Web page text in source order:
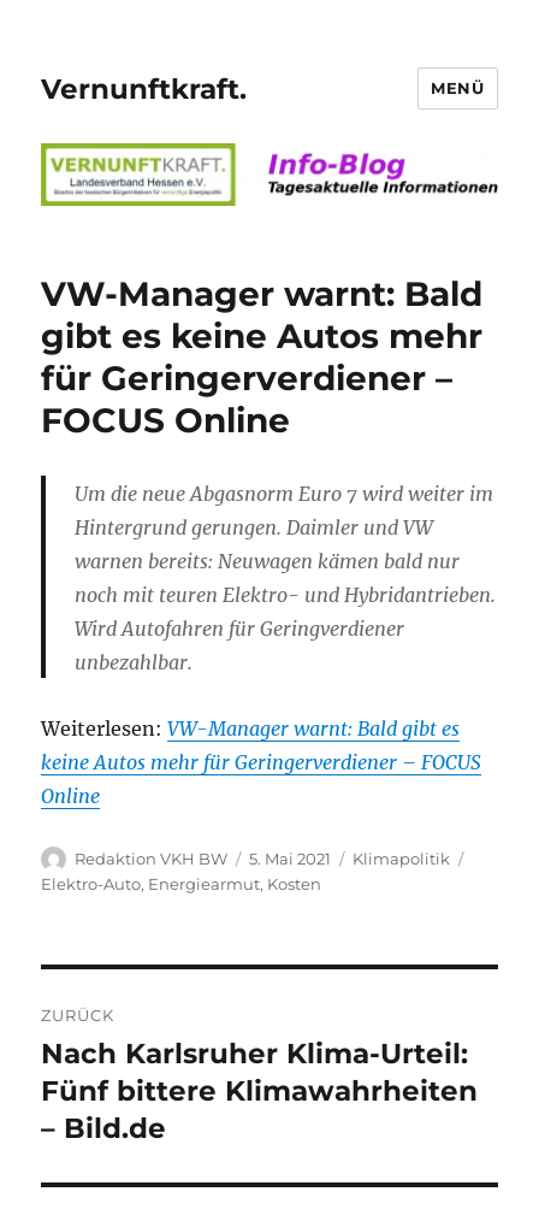
Vernunftkraft. MENÜ
VW-Manager warnt: Bald
gibt es keine Autos mehr
für Geringerverdiener –
FOCUS Online
Um die neue Abgasnorm Euro 7 wird weiter im
Hintergrund gerungen. Daimler und VW
warnen bereits: Neuwagen kämen bald nur
noch mit teuren Elektro- und Hybridantrieben.
Wird Autofahren für Geringverdiener
unbezahlbar.
Weiterlesen:VW-Manager warnt: Bald gibt es
keine Autos mehr für Geringerverdiener – FOCUS
Online
Autor
Redaktion VKH BW
Veröffentlicht
am
5. Mai 2021 Kategorien
Klimapolitik
Elektro-Auto, Energiearmut, Kosten
ZURÜCK
Vorheriger
Beitrag:
Nach Karlsruher Klima-Urteil:
Fünf bittere Klimawahrheiten
– Bild.de